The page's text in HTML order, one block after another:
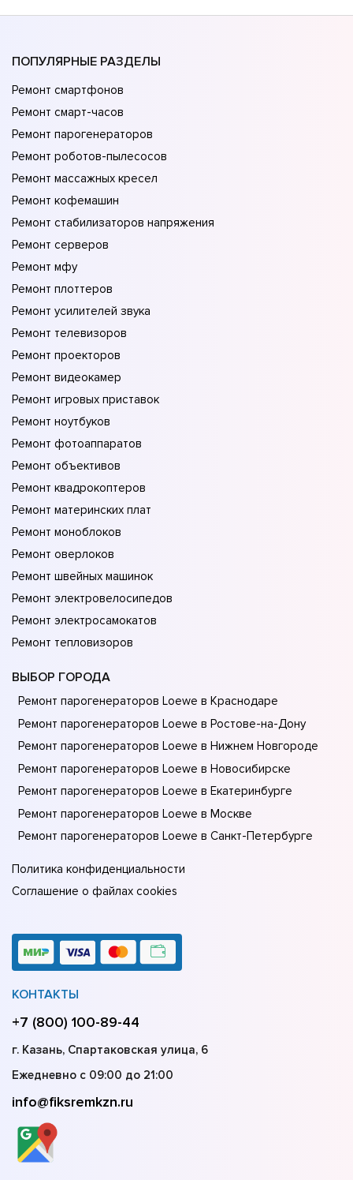
ПОПУЛЯРНЫЕ РАЗДЕЛЫ
Ремонт смартфонов
Ремонт смарт-часов
Ремонт парогенераторов
Ремонт роботов-пылесосов
Ремонт массажных кресел
Ремонт кофемашин
Ремонт стабилизаторов напряжения
Ремонт серверов
Ремонт мфу
Ремонт плоттеров
Ремонт усилителей звука
Ремонт телевизоров
Ремонт проекторов
Ремонт видеокамер
Ремонт игровых приставок
Ремонт ноутбуков
Ремонт фотоаппаратов
Ремонт объективов
Ремонт квадрокоптеров
Ремонт материнских плат
Ремонт моноблоков
Ремонт оверлоков
Ремонт швейных машинок
Ремонт электровелосипедов
Ремонт электросамокатов
Ремонт тепловизоров
ВЫБОР ГОРОДА
Ремонт парогенераторов Loewe в Краснодаре
Ремонт парогенераторов Loewe в Ростове-на-Донy
Ремонт парогенераторов Loewe в Нижнем Новгороде
Ремонт парогенераторов Loewe в Новосибирске
Ремонт парогенераторов Loewe в Екатеринбурге
Ремонт парогенераторов Loewe в Москве
Ремонт парогенераторов Loewe в Санкт-Петербурге
Политика конфиденциальности
Соглашение о файлах cookies
КОНТАКТЫ
+7 (800) 100-89-44
г. Казань, Спартаковская улица, 6
Ежедневно с 09:00 до 21:00
info@fiksremkzn.ru